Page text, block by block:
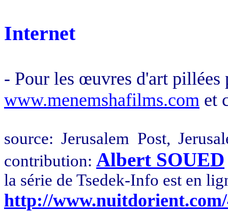
Internet
- Pour les œuvres d'art pillées
www.menemshafilms.com et
source:Jerusalem Post,
contribution: Albert SOUED
la série de Tsedek-Info est en
http://